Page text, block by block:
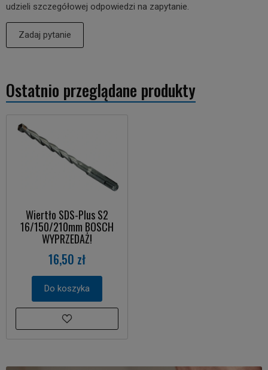
udzieli szczegółowej odpowiedzi na zapytanie.
Zadaj pytanie
Ostatnio przeglądane produkty
Wiertło SDS-Plus S2
16/150/210mm BOSCH
WYPRZEDAŻ!
16,50 zł
Do koszyka